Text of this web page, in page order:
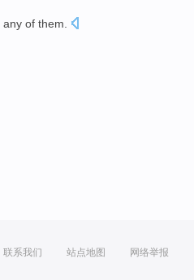
any of them
联系我们 站点地图 网络举报